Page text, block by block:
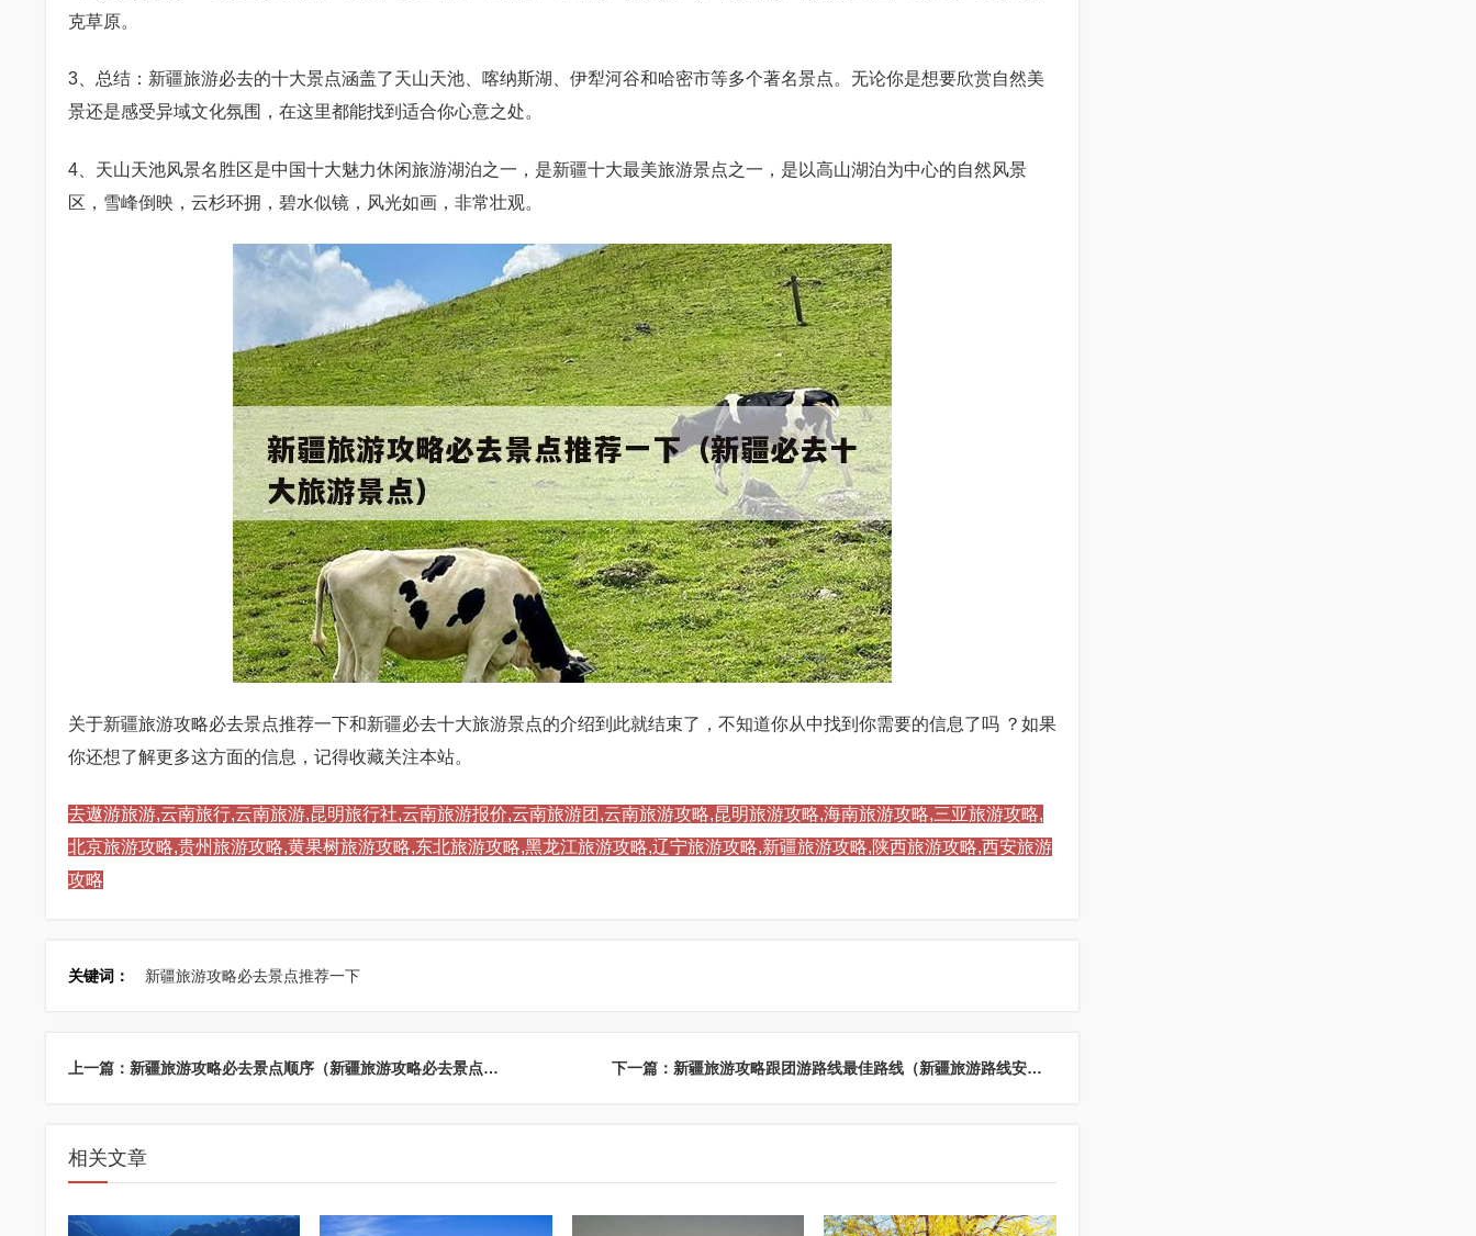
克草原。
3、总结：新疆旅游必去的十大景点涵盖了天山天池、喀纳斯湖、伊犁河谷和哈密市等多个著名景点。无论你是想要欣赏自然美
景还是感受异域文化氛围，在这里都能找到适合你心意之处。
4、天山天池风景名胜区是中国十大魅力休闲旅游湖泊之一，是新疆十大最美旅游景点之一，是以高山湖泊为中心的自然风景
区，雪峰倒映，云杉环拥，碧水似镜，风光如画，非常壮观。
关于新疆旅游攻略必去景点推荐一下和新疆必去十大旅游景点的介绍到此就结束了，不知道你从中找到你需要的信息了吗 ？如果
你还想了解更多这方面的信息，记得收藏关注本站。
去遨游旅游,云南旅行,云南旅游,昆明旅行社,云南旅游报价,云南旅游团,云南旅游攻略,昆明旅游攻略,海南旅游攻略,三亚旅游攻略,
北京旅游攻略,贵州旅游攻略,黄果树旅游攻略,东北旅游攻略,黑龙江旅游攻略,辽宁旅游攻略,新疆旅游攻略,陕西旅游攻略,西安旅游
攻略
关键词： 新疆旅游攻略必去景点推荐一下
上一篇：新疆旅游攻略必去景点顺序（新疆旅游攻略必去景点顺序图） 下一篇：新疆旅游攻略跟团游路线最佳路线（新疆旅游路线安排）
相关文章